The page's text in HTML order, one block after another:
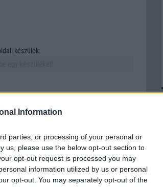
Information
parties, or processing of your personal or
us, please use the below opt-out section to
opt-out request is processed you may
information utilized by us or personal
opt-out. You may separately opt-out of the
készülék:
feladat azok számára, akik új
azonban számos szempontot vonz magára,
két szabadon választott
a döntésünket meghatározzák.